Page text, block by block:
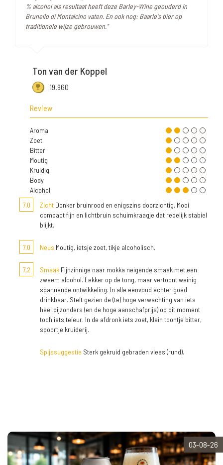
% alcohol als resultaat heeft deze Barley-Wine geouderd in
Brunello di Montalcino vaten. En ook nog: Baarle's bier op
traditionele wijze gebrouwen."
Ton van der Koppel
19.960
Review
Aroma
Zoet
Bitter
Moutig
Kruidig
Body
Alcohol
7,0
Zicht Donker bruinrood en enigszins doorzichtig. Mooi
compact fijn en lichtbruin schuimkraagje dat redelijk stabiel
blijkt.
7,0 Neus Moutig, ietsje zoet, tikje alcoholisch.
7,2 Smaak Fijnzinnige naar mokka neigende smaak met een
zweem alcohol. Lekker op de tong, maar vertoont weinig
spannende ontwikkeling. In alle eenvoud echter goed
drinkbaar. Stelt gezien de (te) hoge verwachting van iets
heel bijzonders (en de hoge aanschafprijs) op dit moment
toch iets teleur. In de afdronk iets zoet, klein toontje bitter,
spoortje kruiderij.
Spijssuggestie Sterk gekruid gebraden vlees (rund).
03-08-26